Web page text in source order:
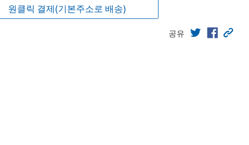
원클릭 결제(기본주소로 배송)
공유